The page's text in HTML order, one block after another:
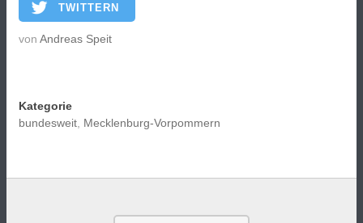
TWITTERN
von Andreas Speit
Kategorie
bundesweit Mecklenburg-Vorpommern